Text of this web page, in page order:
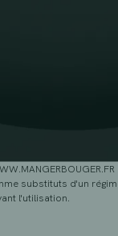
substituts d'un
l'utilisation.